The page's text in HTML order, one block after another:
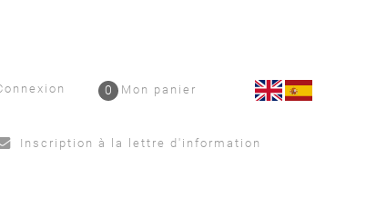
Mon panier
0
Inscription à la lettre d'information